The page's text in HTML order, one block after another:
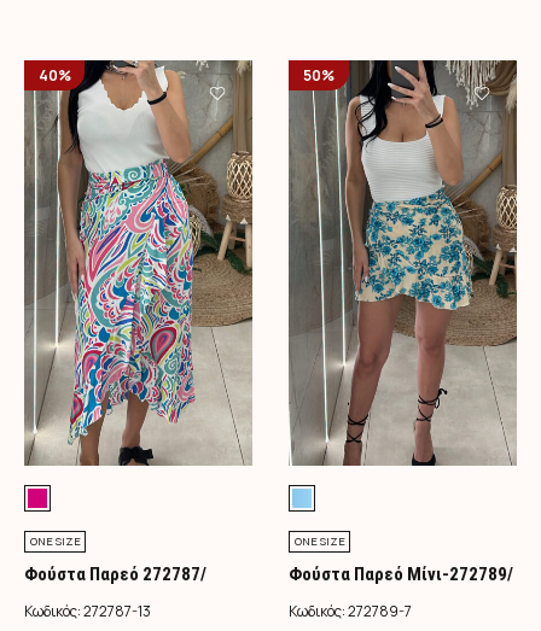
40%
ONE SIZE
Φούστα Παρεό 272787/
Φούξια
Κωδικός:272787-13
50%
ONE SIZE
Φούστα Παρεό Μίνι-272789/
Τιρκουάζ
Κωδικός:272789-7